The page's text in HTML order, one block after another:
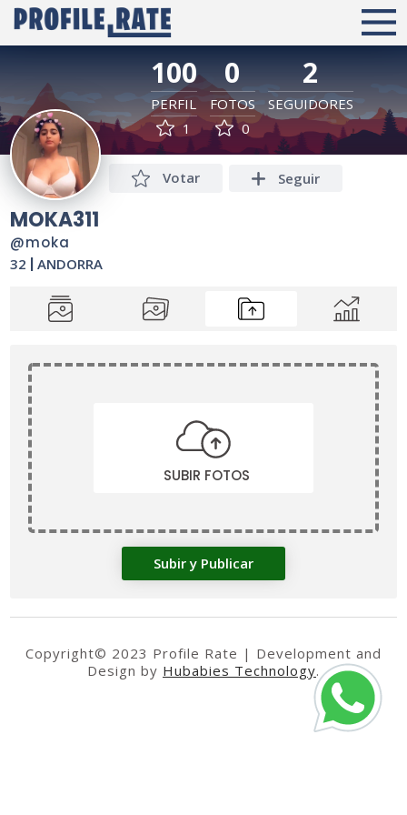
100
PERFIL
1
0
FOTOS
0
2
SEGUIDORES
MOKA311
@moka
32 |ANDORRA
Votar Seguir
SUBIR FOTOS
Copyright© 2023 Profile Rate | Development and
Design by Hubabies Technology.